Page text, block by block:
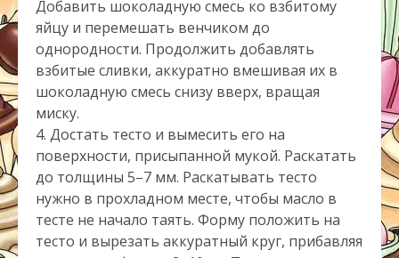
Добавить шоколадную смесь ко взбитому
яйцу и перемешать венчиком до
однородности. Продолжить добавлять
взбитые сливки, аккуратно вмешивая их в
шоколадную смесь снизу вверх, вращая
миску.
4. Достать тесто и вымесить его на
поверхности, присыпанной мукой. Раскатать
до толщины 5–7 мм. Раскатывать тесто
нужно в прохладном месте, чтобы масло в
тесте не начало таять. Форму положить на
тесто и вырезать аккуратный круг, прибавляя